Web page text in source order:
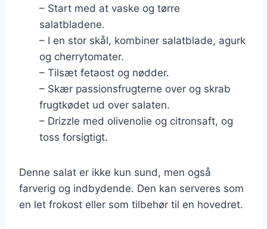
– Start med at vaske og tørre
salatbladene.
– I en stor skål, kombiner salatblade, agurk
og cherrytomater.
– Tilsæt fetaost og nødder.
– Skær passionsfrugterne over og skrab
frugtkødet ud over salaten.
– Drizzle med olivenolie og citronsaft, og
toss forsigtigt.
Denne salat er ikke kun sund, men også
farverig og indbydende. Den kan serveres som
en let frokost eller som tilbehør til en hovedret.